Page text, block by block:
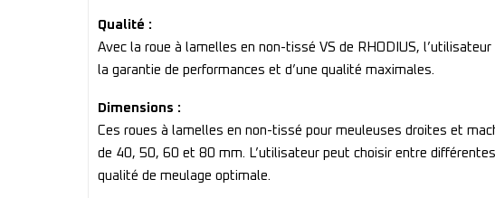
Qualité :
Avec la roue à lamelles en non-tissé VS de RHODIUS,
la garantie de performances et d’une qualité maximales.
Dimensions :
Ces roues à lamelles en non-tissé pour meuleuses droites et
de 40, 50, 60 et 80 mm. L’utilisateur peut choisir entre
qualité de meulage optimale.